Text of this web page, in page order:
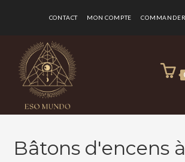
CONTACT MON COMPTE COMMANDER
Bâtons d'encens